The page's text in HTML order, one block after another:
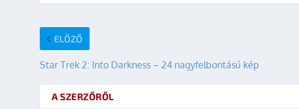
ELŐZŐ
Star Trek 2: Into Darkness – 24 nagyfelbontású kép
A SZERZŐRŐL